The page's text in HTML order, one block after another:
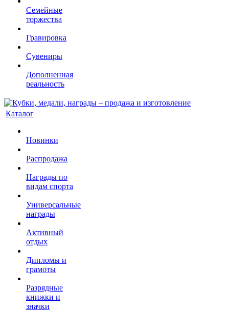
Семейные
торжества
Гравировка
Сувениры
Дополненная
реальность
Каталог
Новинки
Распродажа
Награды по
видам спорта
Универсальные
награды
Активный
отдых
Дипломы и
грамоты
Разрядные
книжки и
значки